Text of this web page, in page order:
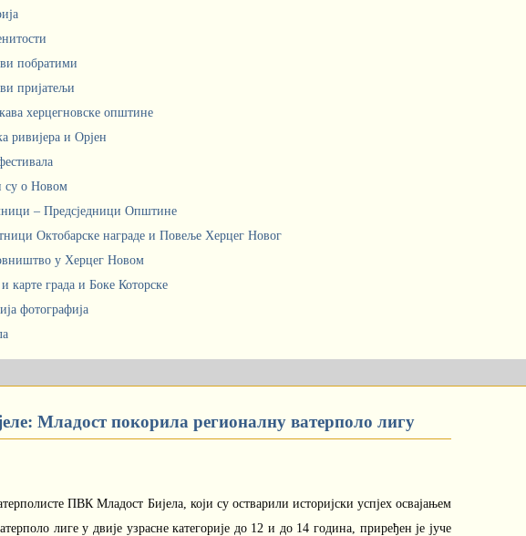
побратими
пријатељи
херцегновске општине
ривијера и Орјен
су о Новом
– Предсједници Општине
Октобарске награде и Повеље Херцег Новог
у Херцег Новом
карте града и Боке Которске
фотографија
Младост покорила регионалну ватерполо лигу
ПВК Младост Бијела, који су остварили историјски успјех освајањем
лиге у двије узрасне категорије до 12 и до 14 година, приређен је јуче